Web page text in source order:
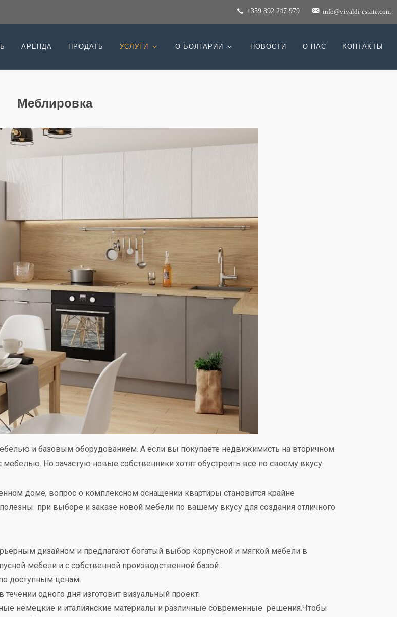
+359 892 247 979 info@vivaldi-estate.com
АРЕНДА ПРОДАТЬ УСЛУГИ О БОЛГАРИИ НОВОСТИ О НАС КОНТАКТЫ
Меблировка
и базовым оборудованием. А если вы покупаете недвижимисть на вторичном
Но зачастую новые собственники хотят обустроить все по своему вкусу.
доме, вопрос о комплексном оснащении квартиры становится крайне
при выборе и заказе новой мебели по вашему вкусу для создания отличного
дизайном и предлагают богатый выбор корпусной и мягкой мебели в
мебели и с собственной производственной базой .
доступным ценам.
одного дня изготовит визуальный проект.
немецкие и италиянские материалы и различные современные решения.Чтобы